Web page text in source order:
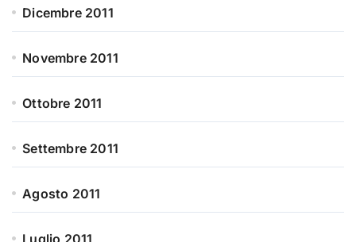
Dicembre 2011
Novembre 2011
Ottobre 2011
Settembre 2011
Agosto 2011